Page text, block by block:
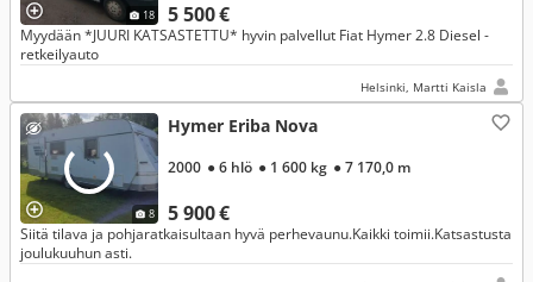
18 5 500 €
Myydään *JUURI KATSASTETTU* hyvin palvellut Fiat Hymer 2.8 Diesel -
retkeilyauto
Helsinki, Martti Kaisla
8
Hymer Eriba Nova
5 900 €
2000 ● 6 hlö ● 1 600 kg ● 7 170,0 m
Siitä tilava ja pohjaratkaisultaan hyvä perhevaunu.Kaikki toimii.Katsastusta
joulukuuhun asti.